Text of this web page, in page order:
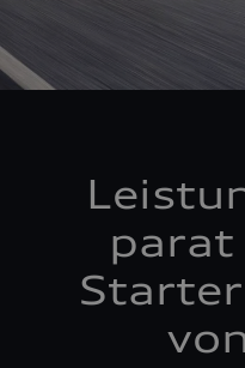
parat